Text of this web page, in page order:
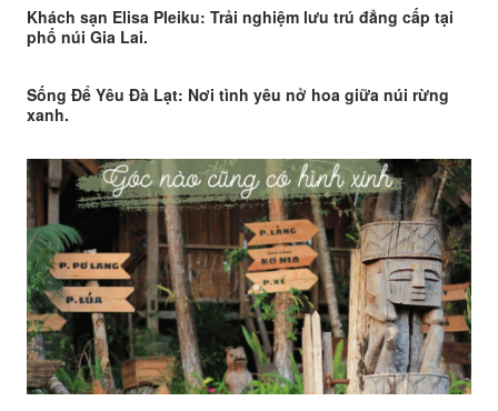
Khách sạn Elisa Pleiku: Trải nghiệm lưu trú đẳng cấp tại
phố núi Gia Lai.
Sống Để Yêu Đà Lạt: Nơi tình yêu nở hoa giữa núi rừng
xanh.